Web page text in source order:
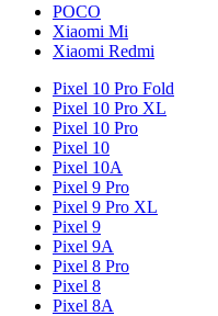
POCO
Xiaomi Mi
Xiaomi Redmi
Pixel 10 Pro Fold
Pixel 10 Pro XL
Pixel 10 Pro
Pixel 10
Pixel 10A
Pixel 9 Pro
Pixel 9 Pro XL
Pixel 9
Pixel 9A
Pixel 8 Pro
Pixel 8
Pixel 8A